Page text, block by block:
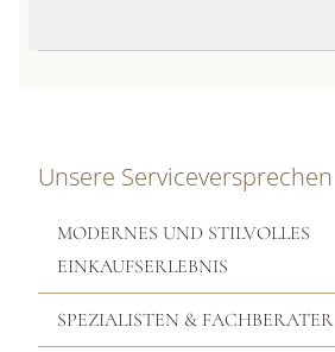
Unsere Serviceversprechen
MODERNES UND STILVOLLES
EINKAUFSERLEBNIS
SPEZIALISTEN & FACHBERATER